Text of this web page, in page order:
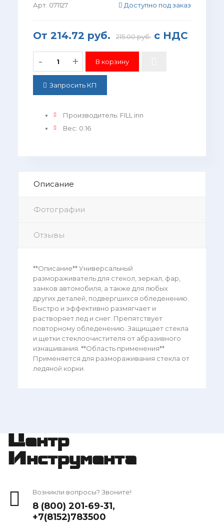
Арт. 071127 Доступно под заказ
От 214.72 руб. 215.00 руб.с НДС
- +
Запросить КП
Производитель: FILL inn
Вес: 0.16
Описание
Фотографии
Отзывы
**Описание** Универсальный
размораживатель для стекол, зеркал, фар,
замков автомобиля, а также для любых
других деталей, подвергшихся обледенению.
Быстро и эффективно размягчает и
растворяет лед и снег. Препятствует
повторному обледенению. Защищает стекла
и щетки стеклоочистителя от абразивного
изнашивания. **Область применения**
Применяется для размораживания стекла от
ледяной корки.
Центр
Инструмента
Возникли вопросы? Звоните!
8 (800) 201-69-31,
+7(8152)783500